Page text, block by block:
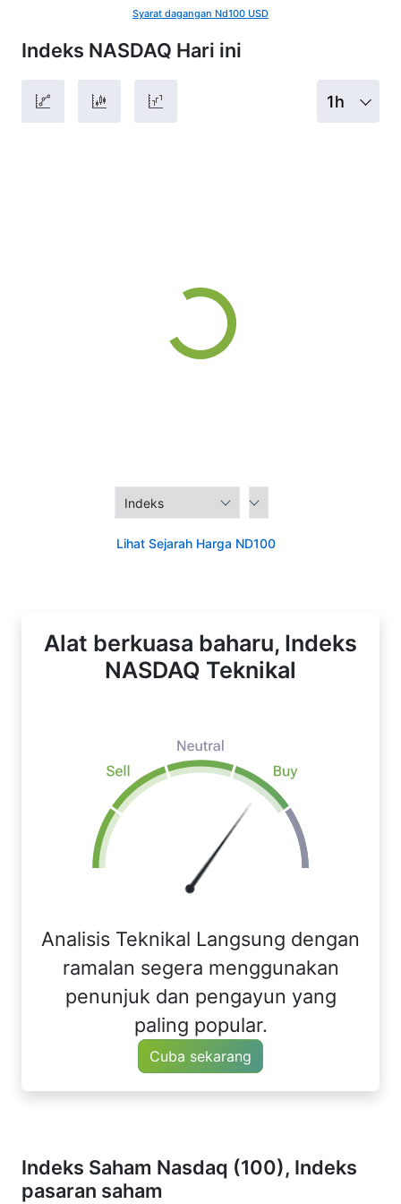
Indeks NASDAQ Hari ini
1h
Lihat Sejarah Harga ND100
Syarat dagangan Nd100 USD
Alat berkuasa baharu, Indeks
NASDAQ Teknikal
Analisis Teknikal Langsung dengan
ramalan segera menggunakan
penunjuk dan pengayun yang
paling popular.
Cuba sekarang
Indeks Saham Nasdaq (100), Indeks
pasaran saham